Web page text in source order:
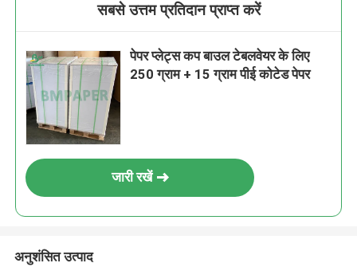
सबसे उत्तम प्रतिदान प्राप्त करें
पेपर प्लेट्स कप बाउल टेबलवेयर के लिए
250 ग्राम + 15 ग्राम पीई कोटेड पेपर
जारी रखें
अनुशंसित उत्पाद